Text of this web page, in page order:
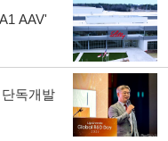
AAV'
독개발